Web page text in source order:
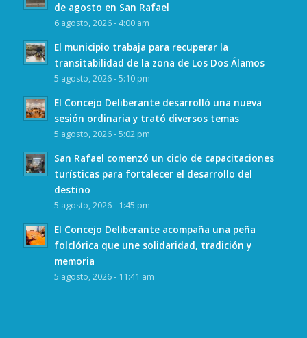
de agosto en San Rafael
6 agosto, 2026 - 4:00 am
El municipio trabaja para recuperar la
transitabilidad de la zona de Los Dos Álamos
5 agosto, 2026 - 5:10 pm
El Concejo Deliberante desarrolló una nueva
sesión ordinaria y trató diversos temas
5 agosto, 2026 - 5:02 pm
San Rafael comenzó un ciclo de capacitaciones
turísticas para fortalecer el desarrollo del
destino
5 agosto, 2026 - 1:45 pm
El Concejo Deliberante acompaña una peña
folclórica que une solidaridad, tradición y
memoria
5 agosto, 2026 - 11:41 am